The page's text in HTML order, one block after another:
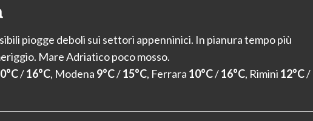
piogge deboli sui settori appenninici. In pianura tempo più
Mare Adriatico poco mosso.
/16°C, Modena 9°C/15°C, Ferrara 10°C/16°C, Rimini 12°C/